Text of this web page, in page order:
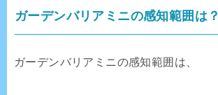
ガーデンバリアミニの感知範囲は？
ガーデンバリアミニの感知範囲は、